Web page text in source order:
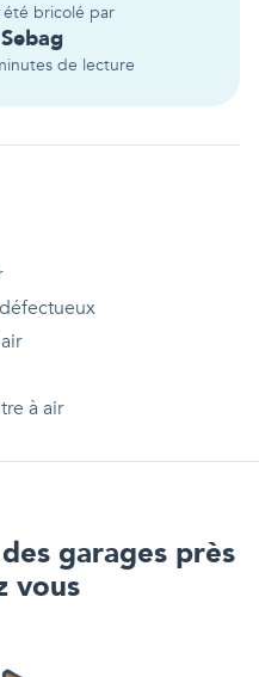
bricolé par
Sebag
de lecture
à air
garages près
vous